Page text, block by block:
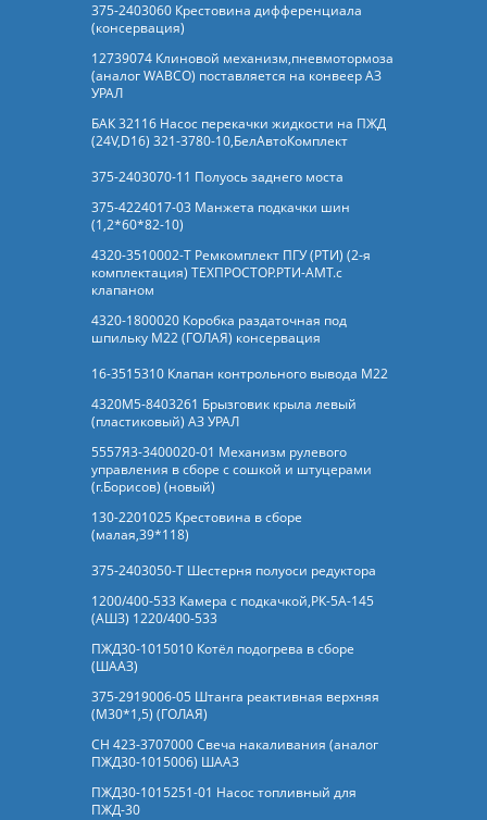
375-2403060 Крестовина дифференциала
(консервация)
12739074 Клиновой механизм,пневмотормоза
(аналог WABCO) поставляется на конвеер АЗ
УРАЛ
БАК 32116 Насос перекачки жидкости на ПЖД
(24V,D16) 321-3780-10,БелАвтоКомплект
375-2403070-11 Полуось заднего моста
375-4224017-03 Манжета подкачки шин
(1,2*60*82-10)
4320-3510002-Т Ремкомплект ПГУ (РТИ) (2-я
комплектация) ТЕХПРОСТОР.РТИ-АМТ.c
клапаном
4320-1800020 Коробка раздаточная под
шпильку М22 (ГОЛАЯ) консервация
16-3515310 Клапан контрольного вывода М22
4320М5-8403261 Брызговик крыла левый
(пластиковый) АЗ УРАЛ
5557Я3-3400020-01 Механизм рулевого
управления в сборе с сошкой и штуцерами
(г.Борисов) (новый)
130-2201025 Крестовина в сборе
(малая,39*118)
375-2403050-Т Шестерня полуоси редуктора
1200/400-533 Камера с подкачкой,РК-5А-145
(АШЗ) 1220/400-533
ПЖД30-1015010 Котёл подогрева в сборе
(ШААЗ)
375-2919006-05 Штанга реактивная верхняя
(М30*1,5) (ГОЛАЯ)
СН 423-3707000 Свеча накаливания (аналог
ПЖД30-1015006) ШААЗ
ПЖД30-1015251-01 Насос топливный для
ПЖД-30